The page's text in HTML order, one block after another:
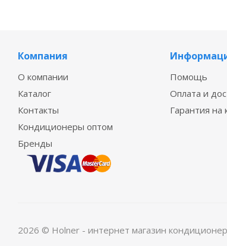
Компания
О компании
Каталог
Контакты
Кондиционеры оптом
Бренды
Помощь
Оплата и
Гарантия
2026 © Holner - интернет магазин